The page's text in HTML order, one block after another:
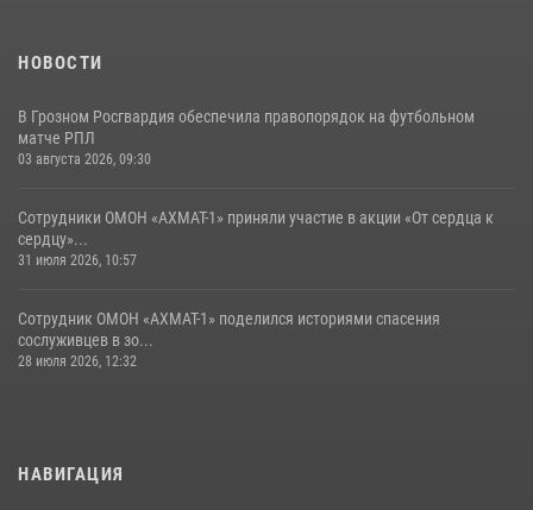
НОВОСТИ
В Грозном Росгвардия обеспечила правопорядок на футбольном
матче РПЛ
03 августа 2026, 09:30
Сотрудники ОМОН «АХМАТ-1» приняли участие в акции «От сердца к
сердцу»...
31 июля 2026, 10:57
Сотрудник ОМОН «АХМАТ-1» поделился историями спасения
сослуживцев в зо...
28 июля 2026, 12:32
НАВИГАЦИЯ